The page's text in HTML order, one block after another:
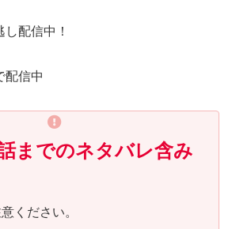
配信中！
配信中
までのネタバレ含み
ください。